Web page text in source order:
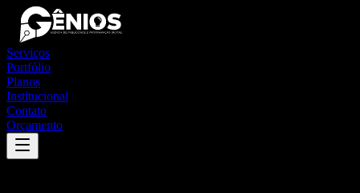
Serviços
Portfólio
Planos
Institucional
Contato
Orçamento